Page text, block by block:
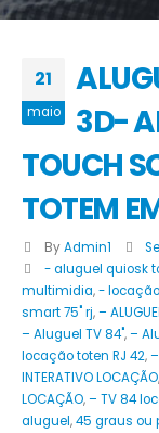
21
maio
3D-
TOUCH
TOTEM
By Admin1
- aluguel quiosk
multimidia,-
smart 75" rj,–
– Aluguel TV 84",–
locação toten RJ 42,
INTERATIVO LOCAÇÃO,
LOCAÇÃO,– TV 84
aluguel,45 graus ou